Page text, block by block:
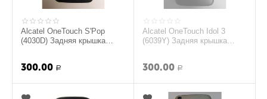
Alcatel OneTouch S'Pop
(4030D) Задняя крышка
300.00 Р
Alcatel OneTouch Idol 3
(6039Y) Задняя крышка
300.00 Р